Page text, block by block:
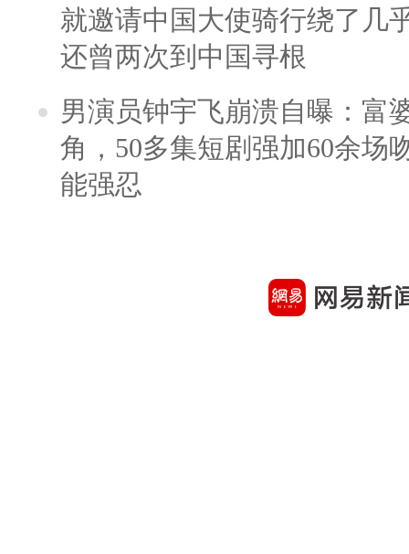
就邀请中国大使骑行绕了几
还曾两次到中国寻根
男演员钟宇飞崩溃自曝：富
角，50多集短剧强加60余场
能强忍